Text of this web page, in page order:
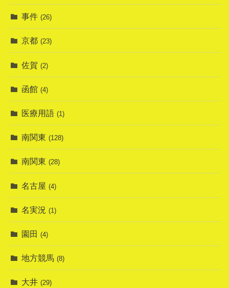
事件 (26)
京都 (23)
佐賀 (2)
函館 (4)
医療用語 (1)
南関東 (128)
南関東 (28)
名古屋 (4)
名実況 (1)
園田 (4)
地方競馬 (8)
大井 (29)